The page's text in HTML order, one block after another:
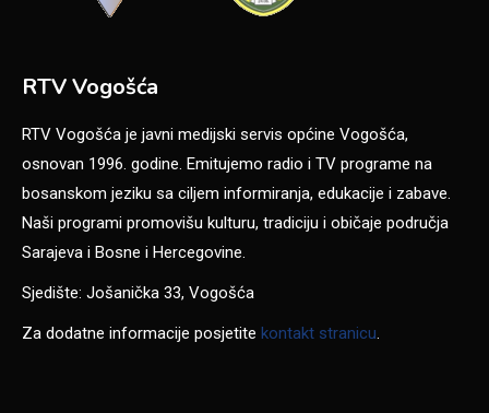
RTV Vogošća
RTV Vogošća je javni medijski servis općine Vogošća,
osnovan 1996. godine. Emitujemo radio i TV programe na
bosanskom jeziku sa ciljem informiranja, edukacije i zabave.
Naši programi promovišu kulturu, tradiciju i običaje područja
Sarajeva i Bosne i Hercegovine.
Sjedište: Jošanička 33, Vogošća
Za dodatne informacije posjetite kontakt stranicu